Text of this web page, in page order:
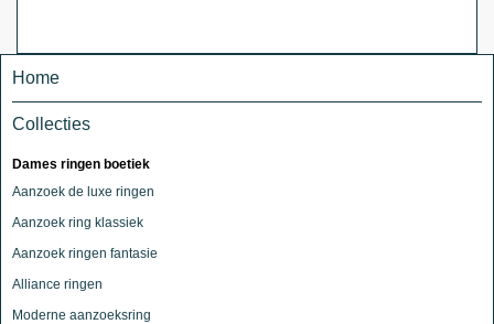
Home
Collecties
Dames ringen boetiek
Aanzoek de luxe ringen
Aanzoek ring klassiek
Aanzoek ringen fantasie
Alliance ringen
Moderne aanzoeksring